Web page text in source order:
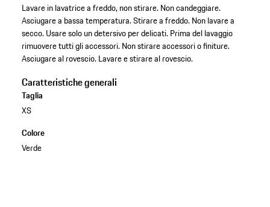
Lavare in lavatrice a freddo, non stirare. Non candeggiare.
Asciugare a bassa temperatura. Stirare a freddo. Non lavare a
secco. Usare solo un detersivo per delicati. Prima del lavaggio
rimuovere tutti gli accessori. Non stirare accessori o finiture.
Asciugare al rovescio. Lavare e stirare al rovescio.
Caratteristiche generali
Taglia
XS
Colore
Verde